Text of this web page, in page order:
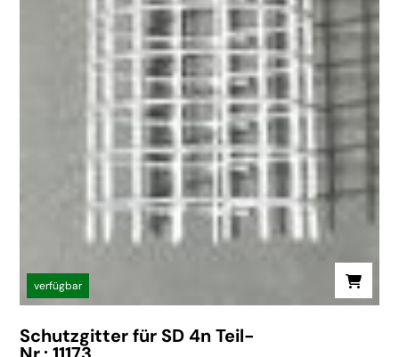
verfügbar
Schutzgitter für SD 4n Teil-